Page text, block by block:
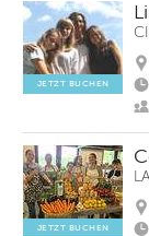
JETZT BUCHEN
JETZT BUCHEN